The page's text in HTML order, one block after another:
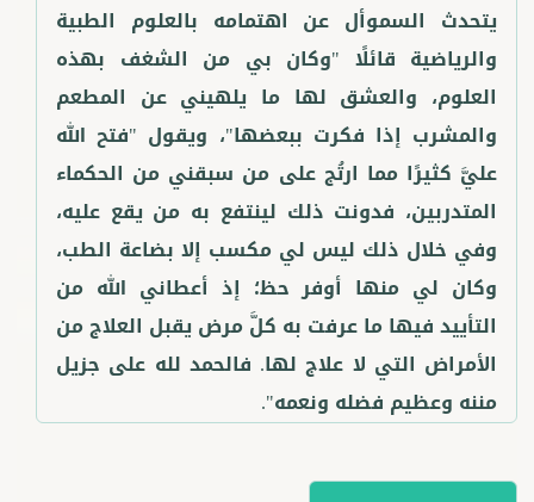
يتحدث السموأل عن اهتمامه بالعلوم الطبية
والرياضية قائلًا "وكان بي من الشغف بهذه
العلوم، والعشق لها ما يلهيني عن المطعم
والمشرب إذا فكرت ببعضها"، ويقول "فتح الله
عليَّ كثيرًا مما ارتُج على من سبقني من الحكماء
المتدربين، فدونت ذلك لينتفع به من يقع عليه،
وفي خلال ذلك ليس لي مكسب إلا بضاعة الطب،
وكان لي منها أوفر حظ؛ إذ أعطاني الله من
التأييد فيها ما عرفت به كلَّ مرض يقبل العلاج من
الأمراض التي لا علاج لها. فالحمد لله على جزيل
مننه وعظيم فضله ونعمه".